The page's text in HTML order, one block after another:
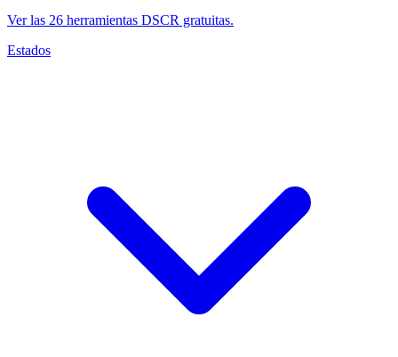
Ver las 26 herramientas DSCR gratuitas.
Estados